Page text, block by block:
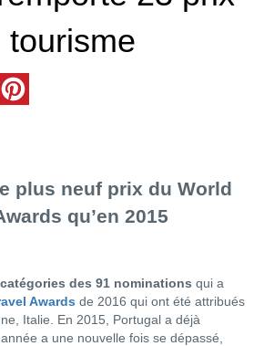
tourisme
plus neuf prix du World
qu’en 2015
des 91 nominations qui a
Awards de 2016 qui ont été attribués
Italie. En 2015, Portugal a déjà
a une nouvelle fois se dépassé,